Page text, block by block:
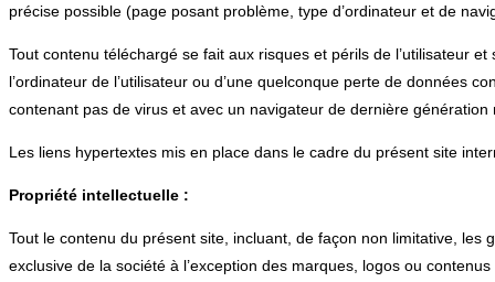
précise possible (page posant problème, type d’ordinateur et de
Tout contenu téléchargé se fait aux risques et périls de l’utilisateur
l’ordinateur de l’utilisateur ou d’une quelconque perte de données
contenant pas de virus et avec un navigateur de dernière génération
Les liens hypertextes mis en place dans le cadre du présent site
Propriété intellectuelle :
Tout le contenu du présent site, incluant, de façon non limitative,
exclusive de la société à l’exception des marques, logos ou